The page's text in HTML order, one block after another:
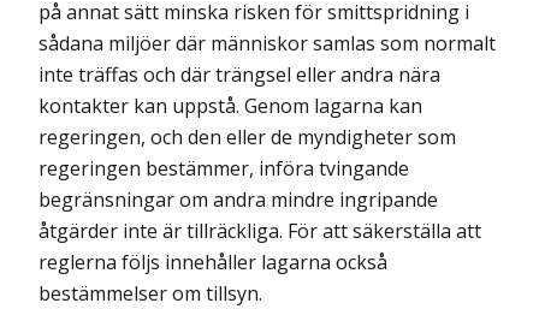
på annat sätt minska risken för smittspridning i
sådana miljöer där människor samlas som normalt
inte träffas och där trängsel eller andra nära
kontakter kan uppstå. Genom lagarna kan
regeringen, och den eller de myndigheter som
regeringen bestämmer, införa tvingande
begränsningar om andra mindre ingripande
åtgärder inte är tillräckliga. För att säkerställa att
reglerna följs innehåller lagarna också
bestämmelser om tillsyn.